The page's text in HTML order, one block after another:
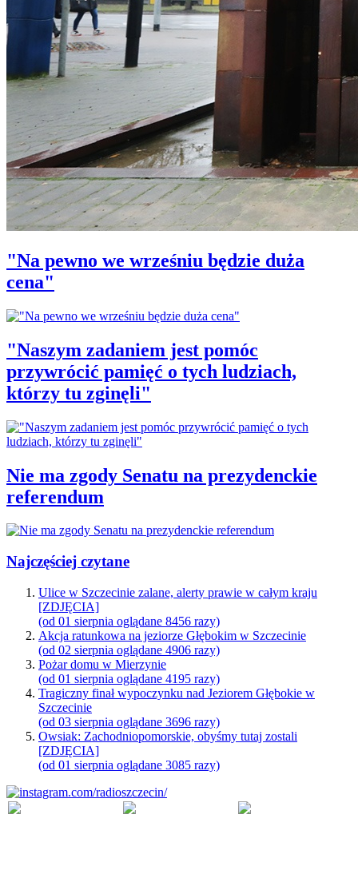
"Na pewno we wrześniu będzie duża
cena"
"Naszym zadaniem jest pomóc
przywrócić pamięć o tych ludziach,
którzy tu zginęli"
Nie ma zgody Senatu na prezydenckie
referendum
Najczęściej czytane
Ulice w Szczecinie zalane, alerty prawie w całym kraju
[ZDJĘCIA]
(od 01 sierpnia oglądane 8456 razy)
Akcja ratunkowa na jeziorze Głębokim w Szczecinie
(od 02 sierpnia oglądane 4906 razy)
Pożar domu w Mierzynie
(od 01 sierpnia oglądane 4195 razy)
Tragiczny finał wypoczynku nad Jeziorem Głębokie w
Szczecinie
(od 03 sierpnia oglądane 3696 razy)
Owsiak: Zachodniopomorskie, obyśmy tutaj zostali
[ZDJĘCIA]
(od 01 sierpnia oglądane 3085 razy)